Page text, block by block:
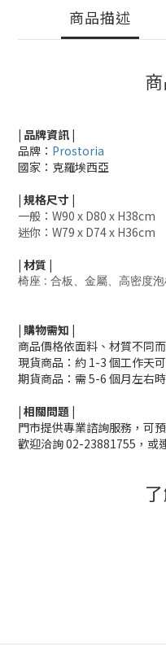
商品描述
| 品牌資訊 |
品牌： Prostoria
國家：克羅埃西亞
| 規格尺寸 |
一般：W90 x D80 x H38cm
迷你： W79 x D74 x H36cm
| 材質 |
椅座 : 合板、金屬、高密度
| 購物需知 |
商品價格依面料、材質不同
現貨商品：約 1-3 個工作天
期貨商品：需 5-6 個月左右
| 相關問題 |
門市提供專業諮詢服務，可
歡迎洽詢02-23881755， 或